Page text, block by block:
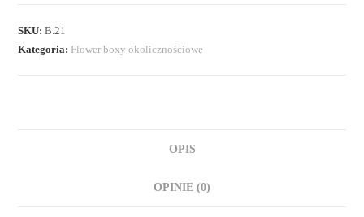
SKU:B.21
Kategoria: Flower boxy okolicznościowe
OPIS
OPINIE (0)